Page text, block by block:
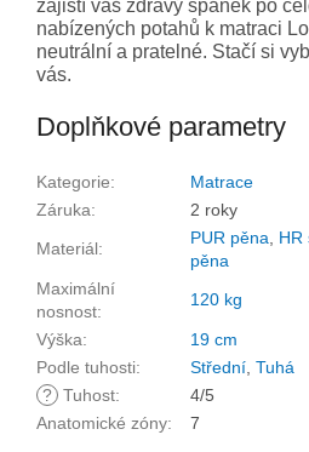
zajistí váš zdravý spánek po
nabízených potahů k matraci
neutrální a pratelné. Stačí si
vás.
Doplňkové parametry
Kategorie:
Matrace
Záruka:
2 roky
Materiál:
PUR pěna HR
pěna
Maximální
nosnost:
120 kg
Výška:
19 cm
Podle tuhosti: Střední Tuhá
? Tuhost:
4/5
Anatomické zóny: 7